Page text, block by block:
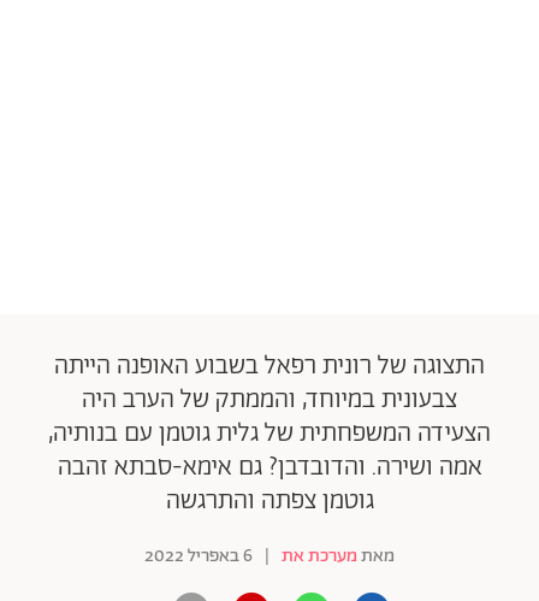
התצוגה של רונית רפאל בשבוע האופנה הייתה
צבעונית במיוחד, והממתק של הערב היה
הצעידה המשפחתית של גלית גוטמן עם בנותיה,
אמה ושירה. והדובדבן? גם אימא-סבתא זהבה
גוטמן צפתה והתרגשה
מאתמערכת את | 6 באפריל 2022